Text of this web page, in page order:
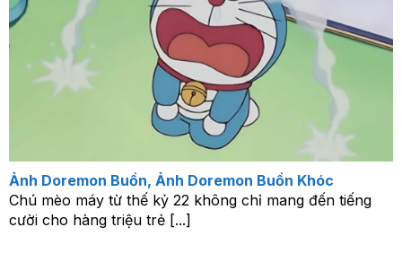
Ảnh Doremon Buồn, Ảnh Doremon Buồn Khóc
Chú mèo máy từ thế kỷ 22 không chỉ mang đến tiếng
cười cho hàng triệu trẻ [...]